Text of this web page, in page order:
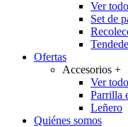
Ver todo
Set de
Ofertas
Accesorios +
Ver todo
Parrilla
Leñero
Quiénes somos